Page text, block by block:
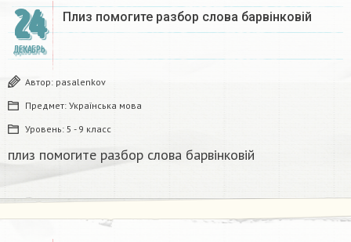
24
ДЕКАБРЬ
Плиз помогите разбор слова барвінковій
Автор: pasalenkov
Предмет: Українська мова
Уровень: 5 - 9 класс
плиз помогите разбор слова барвінковій